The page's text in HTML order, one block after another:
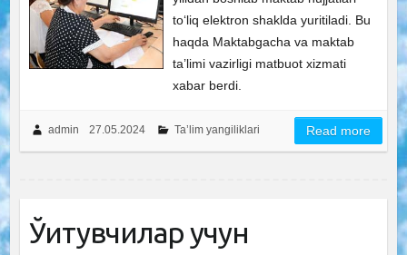
to‘liq elektron shaklda yuritiladi. Bu
haqda Maktabgacha va maktab
ta’limi vazirligi matbuot xizmati
xabar berdi.
admin 27.05.2024 Ta’lim yangiliklari Read more
Ўқитувчилар учун